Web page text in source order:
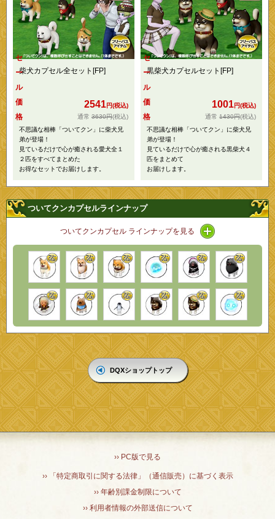
柴犬カプセル全セット[FP]
セ
ー
ル
価
格
2541円(税込)
3630円(税込)
不思議な相棒「ついてクン」に柴犬兄
弟が登場！
見ているだけで心が癒される愛犬全１
２匹をすべてまとめた
お得なセットでお届けします。
黒柴犬カプセルセット[FP]
セ
ー
ル
価
格
1001円(税込)
1430円(税込)
不思議な相棒「ついてクン」に柴犬兄
弟が登場！
見ているだけで心が癒される黒柴犬４
匹をまとめて
お届けします。
ついてクンカプセルラインナップ
ついてクンカプセル ラインナップを見る アイコン / ライ
DQXショップトップ
›› PC版で見る
›› 「特定商取引に関する法律」（通信販売）に基づく表示
›› 年齢別課金制限について
›› 利用者情報の外部送信について